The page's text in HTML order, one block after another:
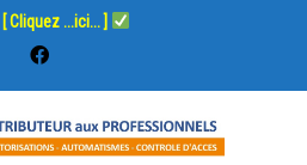
[ Cliquez ...ici... ]